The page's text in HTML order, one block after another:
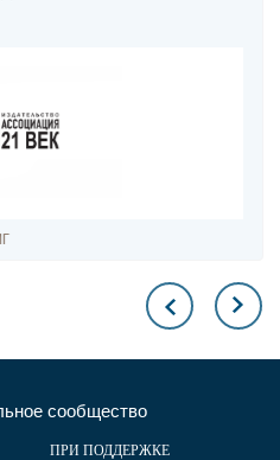
сообщество
ПРИ ПОДДЕРЖКЕ